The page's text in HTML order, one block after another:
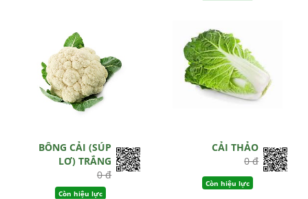
BÔNG CẢI (SÚP
LƠ) TRẮNG
0 đ
Còn hiệu lực
CẢI THẢO
0 đ
Còn hiệu lực